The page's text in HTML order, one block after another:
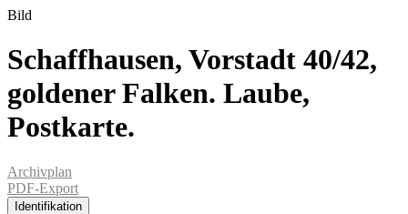
Bild
Schaffhausen, Vorstadt 40/42,
goldener Falken. Laube,
Postkarte.
Archivplan
PDF-Export
Identifikation